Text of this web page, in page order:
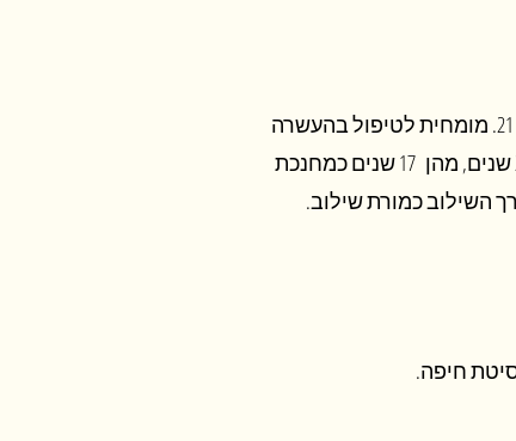
סמינר אורנים תואר ראשון בחינוך. בעלת תעודת הוראה בחינוך המיוחד עד גיל 21. מומחית לטיפול בהעשרה
אינסטרומנטלית, מוסמכת מטעם מכון פוירשטיין. מורה לגילאי ביה"ס היסודי במשך 24 שנים, מהן 17 שנים כמחנכת
השילוב כמורת שילוב.
חיפה.